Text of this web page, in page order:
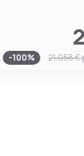
-100% 21.058 €